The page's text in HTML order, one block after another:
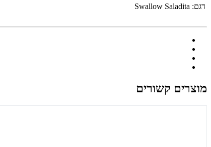
דגם: Swallow Saladita
מוצרים קשורים